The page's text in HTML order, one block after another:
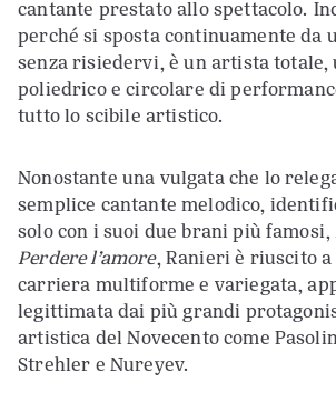
cantante prestato allo spettacolo.
perché si sposta continuamente da
senza risiedervi, è un artista totale,
poliedrico e circolare di
tutto lo scibile artistico.
Nonostante una vulgata che lo
semplice cantante melodico,
solo con i suoi due brani più famosi,
Perdere l’amore, Ranieri è riuscito
carriera multiforme e variegata,
legittimata dai più grandi
artistica del Novecento come
Strehler e Nureyev.